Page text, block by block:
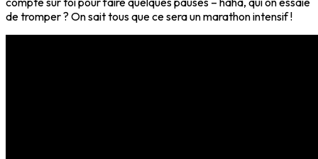
de tromper ? On sait tous que ce sera un marathon intensif !